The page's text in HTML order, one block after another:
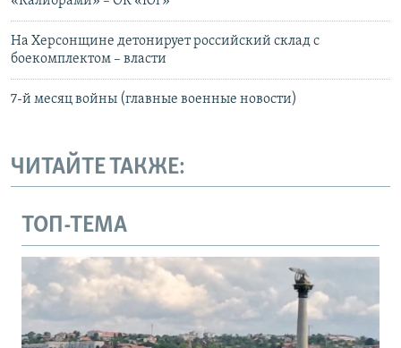
На Херсонщине детонирует российский склад с
боекомплектом – власти
7-й месяц войны (главные военные новости)
ЧИТАЙТЕ ТАКЖЕ:
ТОП-ТЕМА